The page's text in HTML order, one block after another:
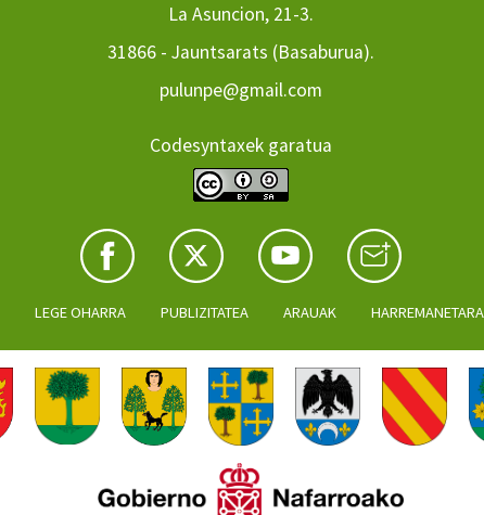
La Asuncion, 21-3.
31866 - Jauntsarats (Basaburua).
pulunpe@gmail.com
Codesyntaxek garatua
LEGE OHARRA PUBLIZITATEA ARAUAK